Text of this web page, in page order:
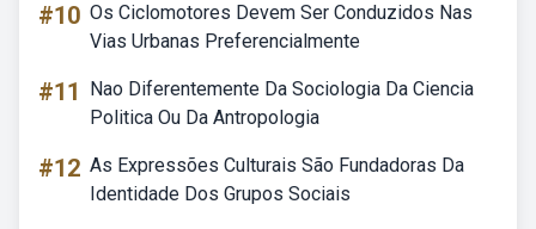
#10 Os Ciclomotores Devem Ser Conduzidos Nas
Vias Urbanas Preferencialmente
#11
Nao Diferentemente Da Sociologia Da Ciencia
Politica Ou Da Antropologia
#12 As Expressões Culturais São Fundadoras Da
Identidade Dos Grupos Sociais